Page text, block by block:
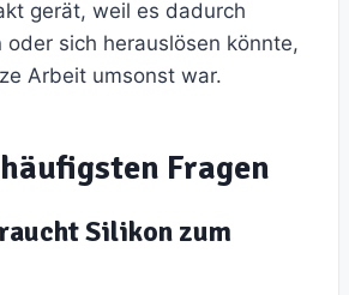
gerät, weil es dadurch
sich herauslösen könnte,
Arbeit umsonst war.
häufigsten Fragen
Silikon zum